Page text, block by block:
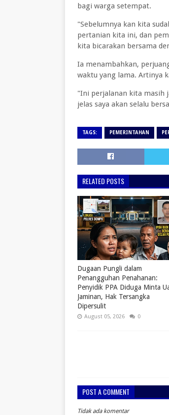
bagi warga setempat.
"Sebelumnya kan kita
pertanian kita ini, dan
kita bicarakan bersama
Ia menambahkan,
waktu yang lama. Artinya
"Ini perjalanan kita masih
jelas saya akan selalu
TAGS: PEMERINTAHAN
RELATED POSTS
Dugaan Pungli dalam
Penangguhan Penahanan:
Penyidik PPA Diduga Minta
Jaminan, Hak Tersangka
Dipersulit
August 05, 2026 0
POST A COMMENT
Tidak ada komentar